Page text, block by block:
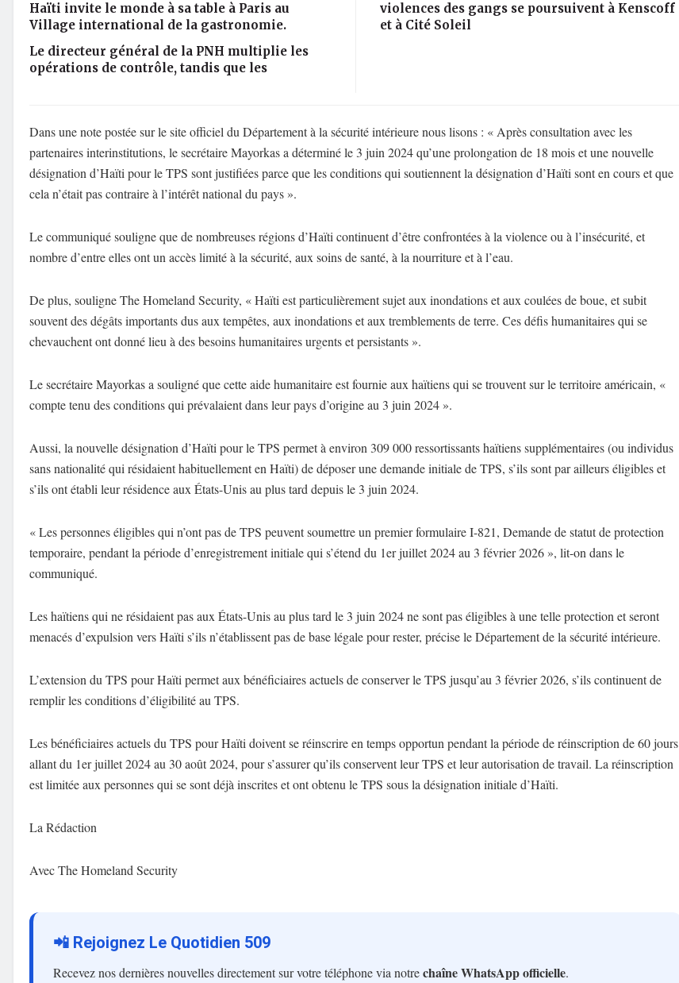
Haïti invite le monde à sa table à Paris au
Village international de la gastronomie.
Le directeur général de la PNH multiplie les
opérations de contrôle, tandis que les
violences des gangs se poursuivent à Kenscoff
et à Cité Soleil
Dans une note postée sur le site officiel du Département à la sécurité intérieure nous lisons : « Après consultation avec les
partenaires interinstitutions, le secrétaire Mayorkas a déterminé le 3 juin 2024 qu’une prolongation de 18 mois et une nouvelle
désignation d’Haïti pour le TPS sont justifiées parce que les conditions qui soutiennent la désignation d’Haïti sont en cours et que
cela n’était pas contraire à l’intérêt national du pays ».
Le communiqué souligne que de nombreuses régions d’Haïti continuent d’être confrontées à la violence ou à l’insécurité, et
nombre d’entre elles ont un accès limité à la sécurité, aux soins de santé, à la nourriture et à l’eau.
De plus, souligne The Homeland Security, « Haïti est particulièrement sujet aux inondations et aux coulées de boue, et subit
souvent des dégâts importants dus aux tempêtes, aux inondations et aux tremblements de terre. Ces défis humanitaires qui se
chevauchent ont donné lieu à des besoins humanitaires urgents et persistants ».
Le secrétaire Mayorkas a souligné que cette aide humanitaire est fournie aux haïtiens qui se trouvent sur le territoire américain, «
compte tenu des conditions qui prévalaient dans leur pays d’origine au 3 juin 2024 ».
Aussi, la nouvelle désignation d’Haïti pour le TPS permet à environ 309 000 ressortissants haïtiens supplémentaires (ou individus
sans nationalité qui résidaient habituellement en Haïti) de déposer une demande initiale de TPS, s’ils sont par ailleurs éligibles et
s’ils ont établi leur résidence aux États-Unis au plus tard depuis le 3 juin 2024.
« Les personnes éligibles qui n’ont pas de TPS peuvent soumettre un premier formulaire I-821, Demande de statut de protection
temporaire, pendant la période d’enregistrement initiale qui s’étend du 1er juillet 2024 au 3 février 2026 », lit-on dans le
communiqué.
Les haïtiens qui ne résidaient pas aux États-Unis au plus tard le 3 juin 2024 ne sont pas éligibles à une telle protection et seront
menacés d’expulsion vers Haïti s’ils n’établissent pas de base légale pour rester, précise le Département de la sécurité intérieure.
L’extension du TPS pour Haïti permet aux bénéficiaires actuels de conserver le TPS jusqu’au 3 février 2026, s’ils continuent de
remplir les conditions d’éligibilité au TPS.
Les bénéficiaires actuels du TPS pour Haïti doivent se réinscrire en temps opportun pendant la période de réinscription de 60 jours
allant du 1er juillet 2024 au 30 août 2024, pour s’assurer qu’ils conservent leur TPS et leur autorisation de travail. La réinscription
est limitée aux personnes qui se sont déjà inscrites et ont obtenu le TPS sous la désignation initiale d’Haïti.
La Rédaction
Avec The Homeland Security
📲 Rejoignez Le Quotidien 509
Recevez nos dernières nouvelles directement sur votre téléphone via notrechaîne WhatsApp officielle.